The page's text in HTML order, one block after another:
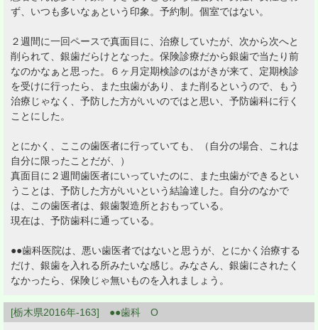
ず、いつも多いなぁという印象。予約制。個室ではない。
２週間に一回ペースで真面目に、治療していたが、次から次へと
削られて、銀歯だらけとなった。保険診療だから銀歯で当たり前
なのかなぁと思った。６ヶ月定期検診のはがきが来て、定期検診
を受けに行ったら、また虫歯があり、また削るというので、もう
治療じゃなく、予防した方がいいのではと思い、予防歯科に行く
ことにした。
とにかく、ここの歯医者に行っていても、（自分の場合、これは
自分に限ったことだが、）
真面目に２週間歯医者にいっていたのに、また虫歯ができるとい
うことは、予防した方がいいという結論達した。自分のなかで
は、この歯医者は、銀歯製造所とおもっている。
現在は、予防歯科に通っている。
●●歯科医院は、悪い歯医者ではないと思うが、とにかく治療する
だけ、銀歯を入れる所みたいな感じ。みなさん、銀歯にされたく
なかったら、保険じゃ無いものを入れましょう。
[栃木県2016年-163] ●●歯科 O